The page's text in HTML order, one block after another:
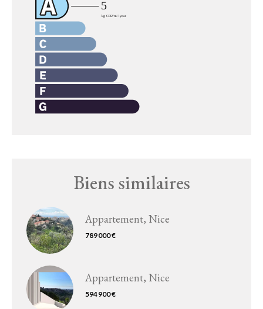
Biens similaires
Appartement, Nice
789 000 €
Appartement, Nice
594 900 €